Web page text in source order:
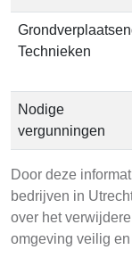
Technieken
Nodige
vergunningen
Door deze
bedrijven in
over het
omgeving veilig